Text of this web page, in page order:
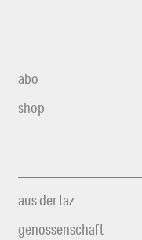
abo
shop
aus der taz
genossenschaft